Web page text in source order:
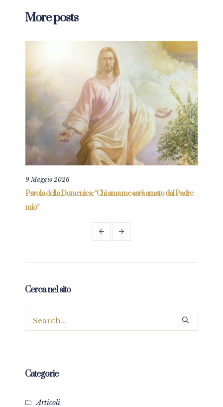
More posts
9 Maggio 2026
Parola della Domenica: “Chi ama me sarà amato dal Padre
mio”
Cerca nel sito
Categorie
Articoli